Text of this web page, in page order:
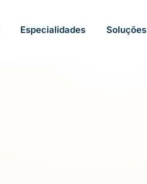
Especialidades Soluções